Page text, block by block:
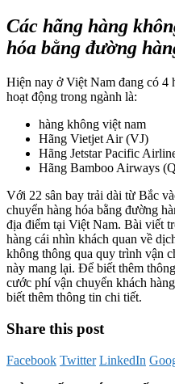
Các hãng hàng
hóa bằng đường
Hiện nay ở Việt Nam đang có 4
hoạt động trong ngành là:
hàng không việt nam
Hãng Vietjet Air (VJ)
Hãng Jetstar Pacific
Hãng Bamboo Airways
Với 22 sân bay trải dài từ Bắc
chuyển hàng hóa bằng đường
địa điểm tại Việt Nam. Bài viết
hàng cái nhìn khách quan về
không thông qua quy trình vận
này mang lại. Để biết thêm
cước phí vận chuyển khách
biết thêm thông tin chi tiết.
Share this post
Facebook Twitter LinkedIn